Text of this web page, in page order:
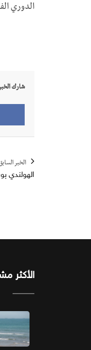
الدوري
شارك
الخبر
الهولندي
الأكثر